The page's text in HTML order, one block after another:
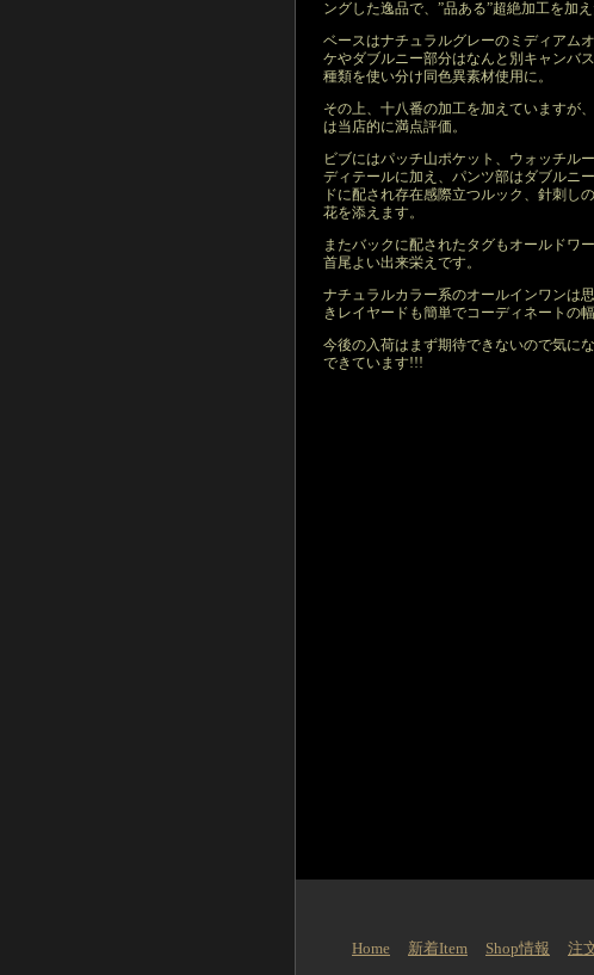
ングした逸品で、”品ある”超絶加工を加え
ベースはナチュラルグレーのミディアム
ケやダブルニー部分はなんと別キャンバ
種類を使い分け同色異素材使用に。
その上、十八番の加工を加えていますが
は当店的に満点評価。
ビブにはパッチ山ポケット、ウォッチル
ディテールに加え、パンツ部はダブルニ
ドに配され存在感際立つルック、針刺し
花を添えます。
またバックに配されたタグもオールドワ
首尾よい出来栄えです。
ナチュラルカラー系のオールインワンは
きレイヤードも簡単でコーディネートの
今後の入荷はまず期待できないので気に
できています!!!
Home 新着Item Shop情報 注